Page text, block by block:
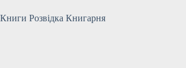
Книги Розвідка Книгарня